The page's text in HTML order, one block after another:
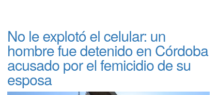
No le explotó el celular: un
hombre fue detenido en Córdoba
acusado por el femicidio de su
esposa